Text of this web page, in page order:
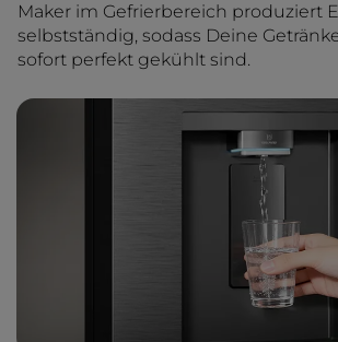
Maker im Gefrierbereich produziert
selbstständig, sodass Deine
sofort perfekt gekühlt sind.